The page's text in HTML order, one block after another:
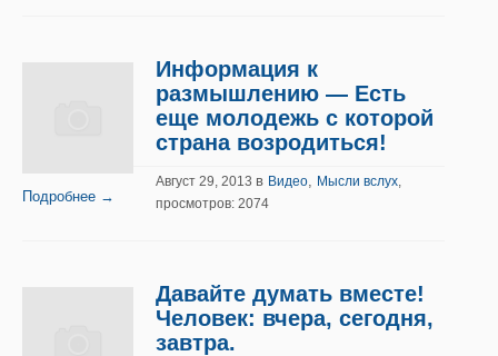
Подробнее →
Информация к
размышлению — Есть
еще молодежь с которой
страна возродиться!
Август 29, 2013 в Видео, Мысли вслух,
просмотров: 2074
Давайте думать вместе!
Человек: вчера, сегодня,
завтра.